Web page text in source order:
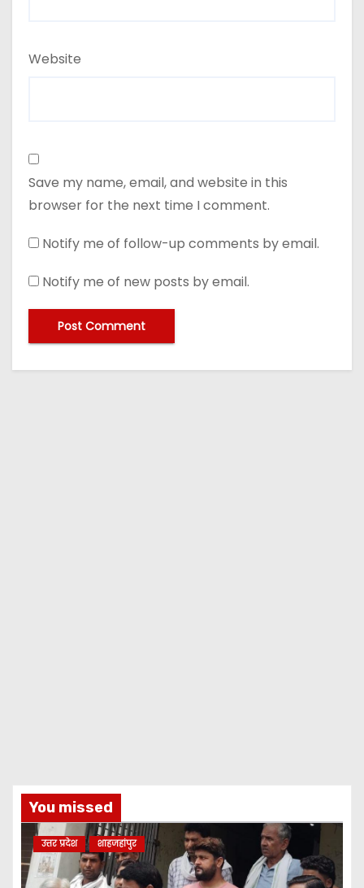
Website
Save my name, email, and website in this
browser for the next time I comment.
Notify me of follow-up comments by email.
Notify me of new posts by email.
You missed
उत्तर प्रदेश शाहजहांपुर